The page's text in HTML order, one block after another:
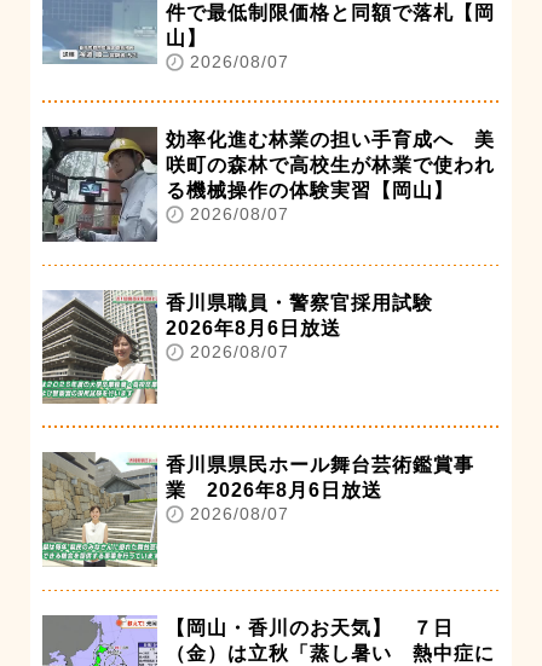
件で最低制限価格と同額で落札【岡
山】
2026/08/07
効率化進む林業の担い手育成へ 美
咲町の森林で高校生が林業で使われ
る機械操作の体験実習【岡山】
2026/08/07
香川県職員・警察官採用試験
2026年8月6日放送
2026/08/07
香川県県民ホール舞台芸術鑑賞事
業 2026年8月6日放送
2026/08/07
【岡山・香川のお天気】 ７日
（金）は立秋「蒸し暑い 熱中症に